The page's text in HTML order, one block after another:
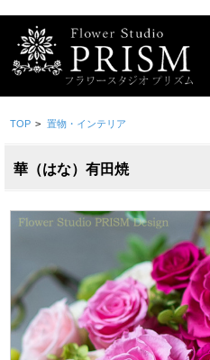
TOP > 置物・インテリア
華（はな）有田焼